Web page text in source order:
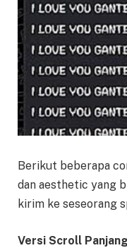
Berikut beberapa
dan aesthetic yang
kirim ke seseorang
Versi Scroll